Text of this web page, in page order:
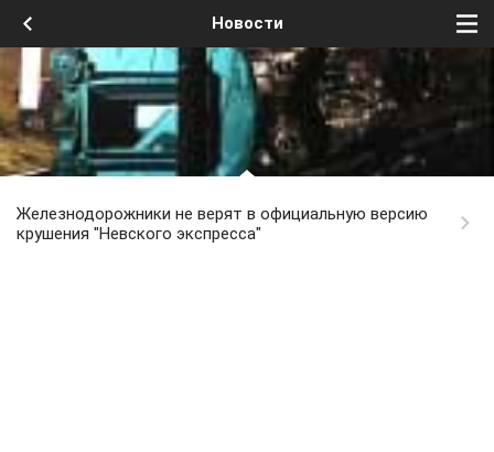
Новости
Железнодорожники не верят в официальную версию
крушения "Невского экспресса"